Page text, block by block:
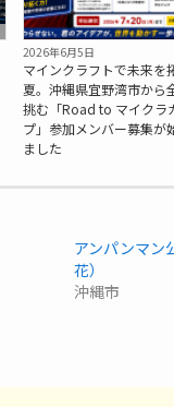
2026年6月5日
マインクラフトで未来を
夏。沖縄県宜野湾市から
挑む「Road to マイクラ
プ」参加メンバー募集が
ました
アンパンマン
花）
沖縄市